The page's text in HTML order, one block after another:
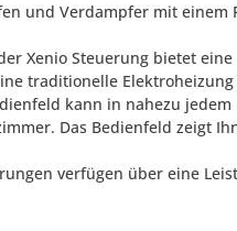
und Verdampfer mit einem
Xenio Steuerung bietet
traditionelle
kann in nahezu
Das Bedienfeld zeigt
verfügen über eine